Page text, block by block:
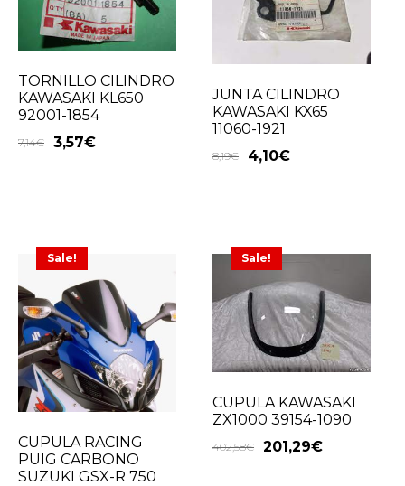
TORNILLO CILINDRO
KAWASAKI KL650
92001-1854
7,14€ 3,57€
JUNTA CILINDRO
KAWASAKI KX65
11060-1921
8,19€ 4,10€
Sale!
CUPULA RACING
PUIG CARBONO
SUZUKI GSX-R 750
Sale!
CUPULA KAWASAKI
ZX1000 39154-1090
402,58€ 201,29€